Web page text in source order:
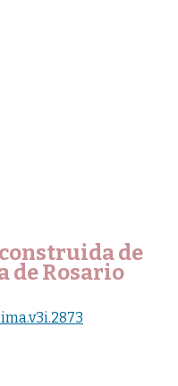
de
de Rosario